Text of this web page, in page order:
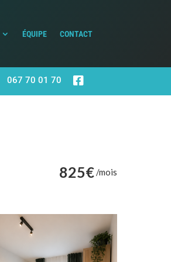
ÉQUIPE CONTACT
067 70 01 70 
825€/mois